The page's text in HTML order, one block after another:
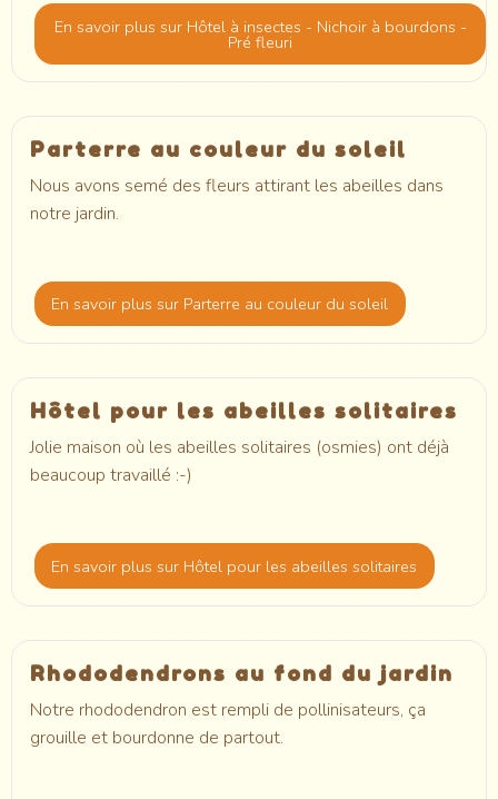
En savoir plus sur Hôtel à insectes - Nichoir à bourdons -
Pré fleuri
Parterre au couleur du soleil
Nous avons semé des fleurs attirant les abeilles dans
notre jardin.
En savoir plussur Parterre au couleur du soleil
Hôtel pour les abeilles solitaires
Jolie maison où les abeilles solitaires (osmies) ont déjà
beaucoup travaillé :-)
En savoir plussur Hôtel pour les abeilles solitaires
Rhododendrons au fond du jardin
Notre rhododendron est rempli de pollinisateurs, ça
grouille et bourdonne de partout.